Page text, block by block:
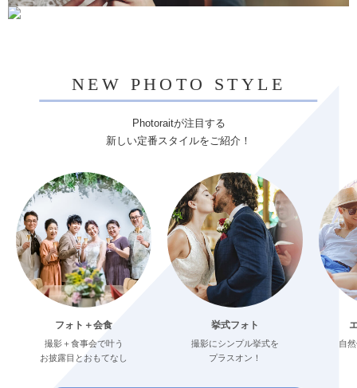
NEW PHOTO STYLE
Photoraitが注目する
新しい定番スタイルをご紹介！
フォト＋会食
撮影＋食事会で叶う
お披露目とおもてなし
挙式フォト
撮影にシンプル挙式を
プラスオン！
自